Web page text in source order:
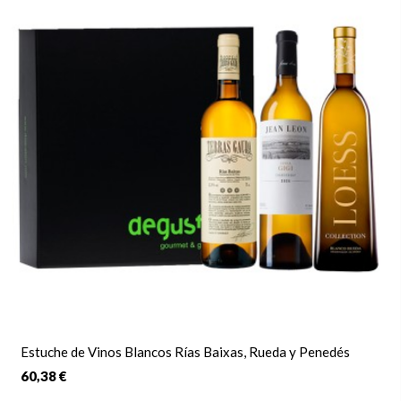
Estuche de Vinos Blancos Rías Baixas, Rueda y Penedés
60,38 €